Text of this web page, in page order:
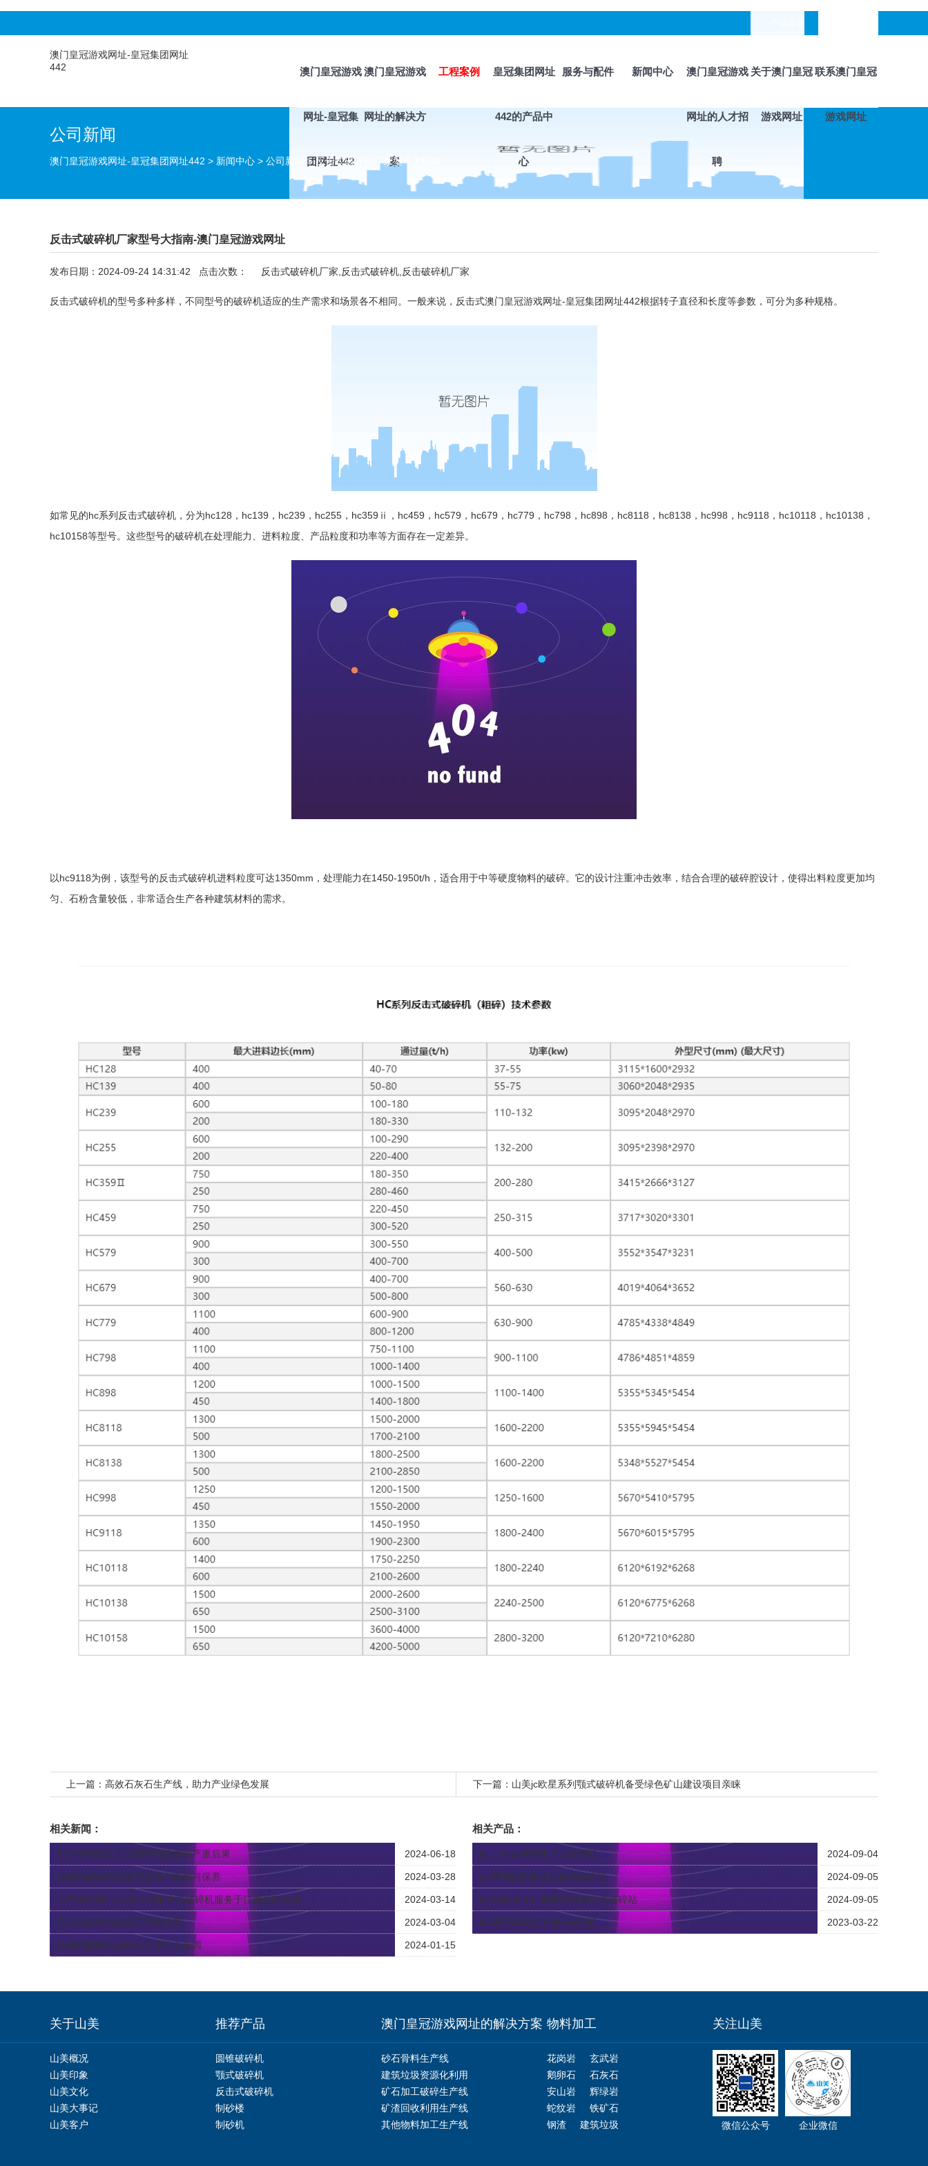
澳门皇冠游戏网址-皇冠集团网址
442
澳门皇冠游戏
网址-皇冠集
团网址442
澳门皇冠游戏
网址的解决方
案
工程案例 皇冠集团网址
442的产品中
心
服务与配件 新闻中心 澳门皇冠游戏
网址的人才招
聘
关于澳门皇冠
游戏网址
联系澳门皇冠
游戏网址
公司新闻
澳门皇冠游戏网址-皇冠集团网址442 > 新闻中心 > 公司新闻 >反击式破碎机厂家型号大指南
反击式破碎机厂家型号大指南-澳门皇冠游戏网址
发布日期：2024-09-24 14:31:42 点击次数： 反击式破碎机厂家,反击式破碎机,反击破碎机厂家
反击式破碎机的型号多种多样，不同型号的破碎机适应的生产需求和场景各不相同。一般来说，反击式澳门皇冠游戏网址-皇冠集团网址442根据转子直径和长度等参数，可分为多种规格。
如常见的hc系列反击式破碎机，分为hc128，hc139，hc239，hc255，hc359ⅱ，hc459，hc579，hc679，hc779，hc798，hc898，hc8118，hc8138，hc998，hc9118，hc10118，hc10138，
hc10158等型号。这些型号的破碎机在处理能力、进料粒度、产品粒度和功率等方面存在一定差异。
以hc9118为例，该型号的反击式破碎机进料粒度可达1350mm，处理能力在1450-1950t/h，适合用于中等硬度物料的破碎。它的设计注重冲击效率，结合合理的破碎腔设计，使得出料粒度更加均
匀、石粉含量较低，非常适合生产各种建筑材料的需求。
上一篇： 高效石灰石生产线，助力产业绿色发展 下一篇： 山美jc欧星系列颚式破碎机备受绿色矿山建设项目亲睐
相关新闻：
电压不稳对反击式破碎机造成的严重后果 2024-06-18
反击式破碎机在使用过程中该如何保养 2024-03-28
时产3600吨｜山美大型反击式破碎机服务于江西骨料项目 2024-03-14
反击式破碎机破碎石子的优势 2024-03-04
反击式破碎机回料太多是什么原因 2024-01-15
相关产品：
hc、e-hsi系列反击式破碎机 2024-09-04
pp系列轮胎移动反击式破碎站 2024-09-05
e-mp欧星系列履带移动反击式破碎站 2024-09-05
ihc系列单段反击锤式破碎机 2023-03-22
关于山美 推荐产品 澳门皇冠游戏网址的解决方案 物料加工 关注山美
山美概况
山美印象
山美文化
山美大事记
山美客户
圆锥破碎机
颚式破碎机
反击式破碎机
制砂楼
制砂机
砂石骨料生产线
建筑垃圾资源化利用
矿石加工破碎生产线
矿渣回收利用生产线
其他物料加工生产线
花岗岩
玄武岩
鹅卵石
石灰石
安山岩
辉绿岩
蛇纹岩
铁矿石
钢渣
建筑垃圾 微信公众号 企业微信